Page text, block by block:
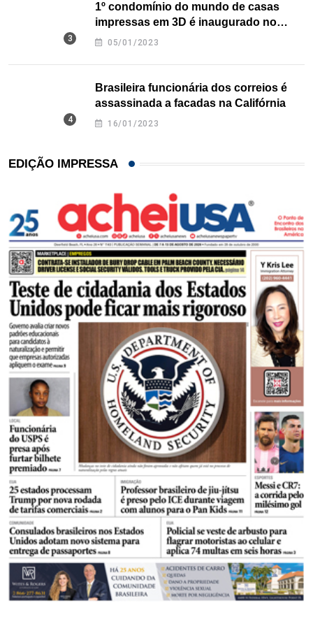
1º condomínio do mundo de casas
impressas em 3D é inaugurado no
Texas
05/01/2023
Brasileira funcionária dos correios é
assassinada a facadas na Califórnia
16/01/2023
EDIÇÃO IMPRESSA